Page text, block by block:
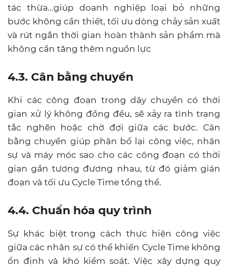
tác thừa…giúp doanh nghiệp loại bỏ những
bước không cần thiết, tối ưu dòng chảy sản xuất
và rút ngắn thời gian hoàn thành sản phẩm mà
không cần tăng thêm nguồn lực
4.3. Cân bằng chuyền
Khi các công đoạn trong dây chuyền có thời
gian xử lý không đồng đều, sẽ xảy ra tình trạng
tắc nghẽn hoặc chờ đợi giữa các bước. Cân
bằng chuyền giúp phân bổ lại công việc, nhân
sự và máy móc sao cho các công đoạn có thời
gian gần tương đương nhau, từ đó giảm gián
đoạn và tối ưu Cycle Time tổng thể.
4.4. Chuẩn hóa quy trình
Sự khác biệt trong cách thực hiện công việc
giữa các nhân sự có thể khiến Cycle Time không
ổn định và khó kiểm soát. Việc xây dựng quy